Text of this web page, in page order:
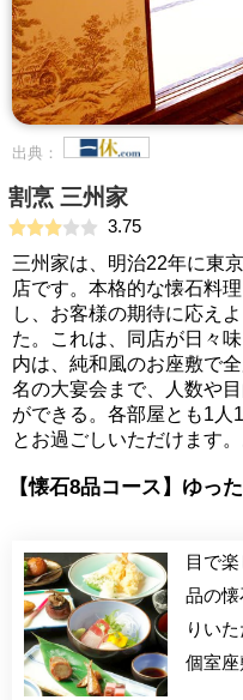
出典：
割烹 三州家
3.75
三州家は、明治22年に東
店です。本格的な懐石料
し、お客様の期待に応え
た。これは、同店が日々
内は、純和風のお座敷で
名の大宴会まで、人数や
ができる。各部屋とも1人
とお過ごしいただけます
【懐石8品コース】ゆっ
目で
品の
りい
個室